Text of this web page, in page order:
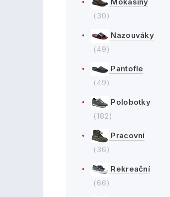
(30)
Nazouváky
(49)
Pantofle
(49)
Polobotky
(182)
Pracovní
(36)
Rekreační
(66)